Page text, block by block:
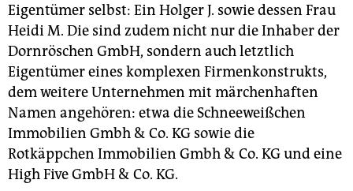
Eigentümer selbst: Ein Holger J. sowie dessen Frau
Heidi M. Die sind zudem nicht nur die Inhaber der
Dornröschen GmbH, sondern auch letztlich
Eigentümer eines komplexen Firmenkonstrukts,
dem weitere Unternehmen mit märchenhaften
Namen angehören: etwa die Schneeweißchen
Immobilien Gmbh & Co. KG sowie die
Rotkäppchen Immobilien Gmbh & Co. KG und eine
High Five GmbH & Co. KG.